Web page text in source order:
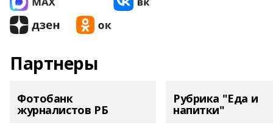
Партнеры
Фотобанк
журналистов РБ
Рубрика "Еда и
напитки"